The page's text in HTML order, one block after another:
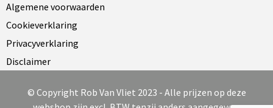
Algemene voorwaarden
Cookieverklaring
Privacyverklaring
Disclaimer
© Copyright Rob Van Vliet 2023 - Alle prijzen op deze